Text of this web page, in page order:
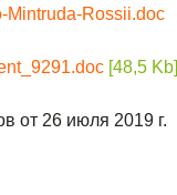
Mintruda-Rossii.doc
[48,5 Kb]
от 26 июля 2019 г.